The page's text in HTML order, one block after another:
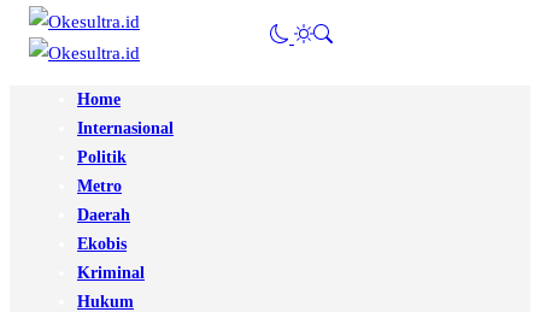
Home
Internasional
Politik
Metro
Daerah
Ekobis
Kriminal
Hukum